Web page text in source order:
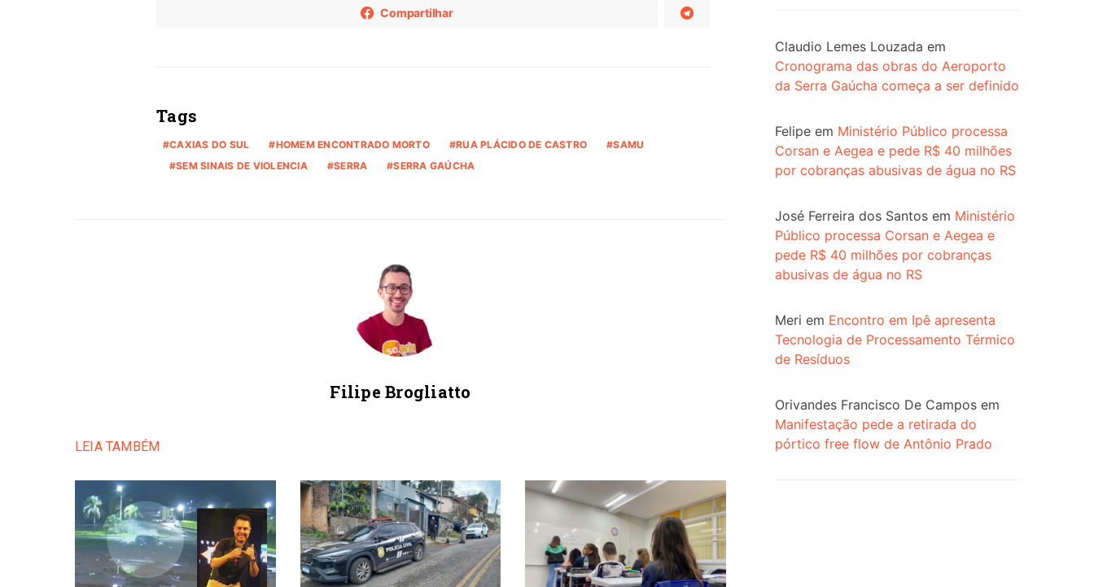
Compartilhar
Tags
CAXIAS DO SUL HOMEM ENCONTRADO MORTO RUA PLÁCIDO DE CASTRO
SAMU
SEM SINAIS DE VIOLENCIA
SERRA SERRA GAÚCHA
Filipe Brogliatto
LEIA TAMBÉM
Claudio Lemes Louzada em
Cronograma das obras do Aeroporto
da Serra Gaúcha começa a ser definido
Felipe em Ministério Público processa
Corsan e Aegea e pede R$ 40 milhões
por cobranças abusivas de água no RS
José Ferreira dos Santos em Ministério
Público processa Corsan e Aegea e
pede R$ 40 milhões por cobranças
abusivas de água no RS
Meri em Encontro em Ipê apresenta
Tecnologia de Processamento Térmico
de Resíduos
Orivandes Francisco De Campos em
Manifestação pede a retirada do
pórtico free flow de Antônio Prado